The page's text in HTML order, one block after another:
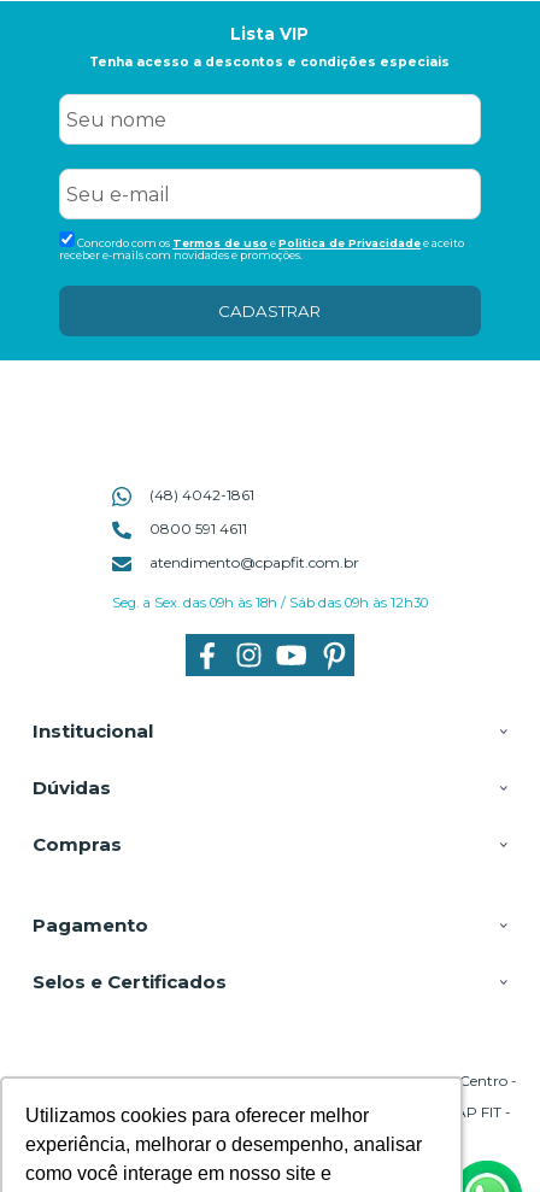
Utilizamos cookies para oferecer melhor
experiência, melhorar o desempenho, analisar
como você interage em nosso site e
Utilizamos cookies para oferecer melhor
experiência, melhorar o desempenho, analisar
como você interage em nosso site e
Lista VIP
Tenha acesso a descontos e condições especiais
Concordo com os Termos de uso ePolitica de Privacidadee aceito
receber e-mails com novidades e promoções.
CADASTRAR
Institucional
Dúvidas
Compras
(48) 4042-1861
0800 591 4611
atendimento@cpapfit.com.br
Seg. a Sex. das 09h às 18h / Sáb das 09h às 12h30
Pagamento
Selos e Certificados
DSP Equipamentos, Rua Emílio Blum - 131 - Sala 206 Torre A - Centro -
CNPJ: 29.695.217/0001-45 | © Todos os direitos reservados - CPAP FIT -
2026